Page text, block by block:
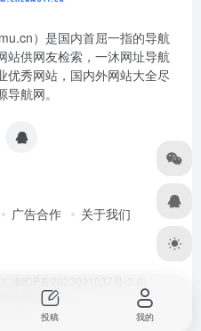
）是国内首屈一指的导航
站供网友检索，一沐网址导航
优秀网站，国内外网站大全尽
航网。
广告合作 关于我们
强力驱动
投稿 我的